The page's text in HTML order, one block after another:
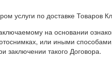
услуги по доставке Товаров
на основании
или иными
заключении такого Договора.